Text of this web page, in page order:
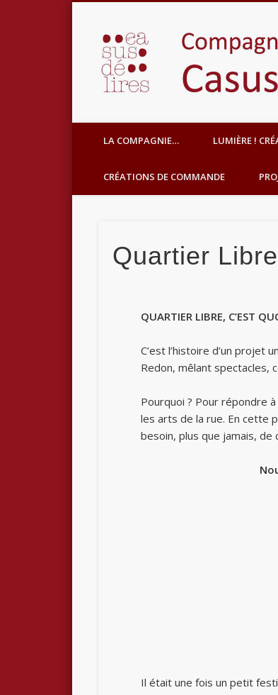
des spectacles qui font du bien, des projets qui
Facebook
LA COMPAGNIE… LUMIÈRE !
CRÉATIONS DE COMMANDE
Quartier Libre
QUARTIER LIBRE, C’EST
C’est l’histoire d’un projet
Redon, mêlant spectacles,
Pourquoi ? Pour répondre
les arts de la rue. En cette
besoin, plus que jamais,
Il était une fois un petit